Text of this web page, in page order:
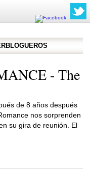
- The
de 8 años después
nos sorprenden
su gira de reunión. El